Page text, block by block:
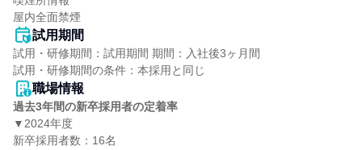
屋内全面禁煙
試用期間
試用・研修期間：試用期間 期間：入社後3ヶ月間
職場情報
過去3年間の新卒採用者の定着率
▼2024年度
新卒採用者数：16名